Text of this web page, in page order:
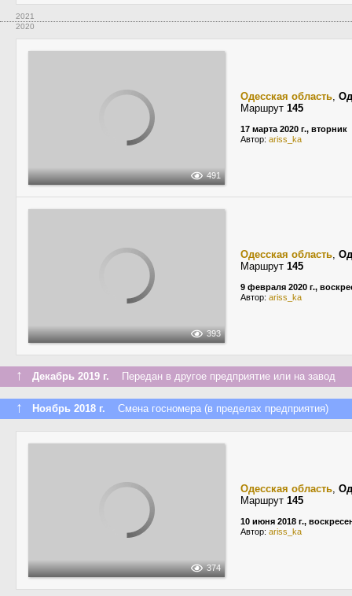
2021
2020
491
Одесская область,
Маршрут 145
17 марта 2020 г., вторник
Автор: ariss_ka
393
Одесская область,
Маршрут 145
9 февраля 2020 г.,
Автор: ariss_ka
↑ Декабрь 2019 г. Передан в другое предприятие или на завод
↑ Ноябрь 2018 г. Смена госномера (в пределах предприятия)
374
Одесская область,
Маршрут 145
10 июня 2018 г.,
Автор: ariss_ka